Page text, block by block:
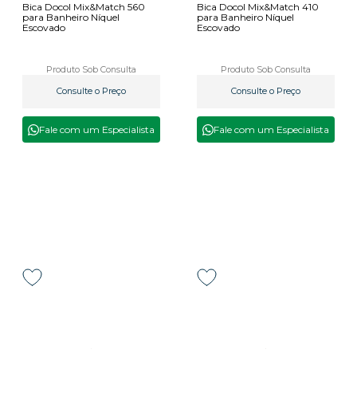
Bica Docol Mix&Match 560
para Banheiro Níquel
Escovado
Produto Sob Consulta
Consulte o Preço
Fale com um Especialista
Bica Docol Mix&Match 410
para Banheiro Níquel
Escovado
Produto Sob Consulta
Consulte o Preço
Fale com um Especialista